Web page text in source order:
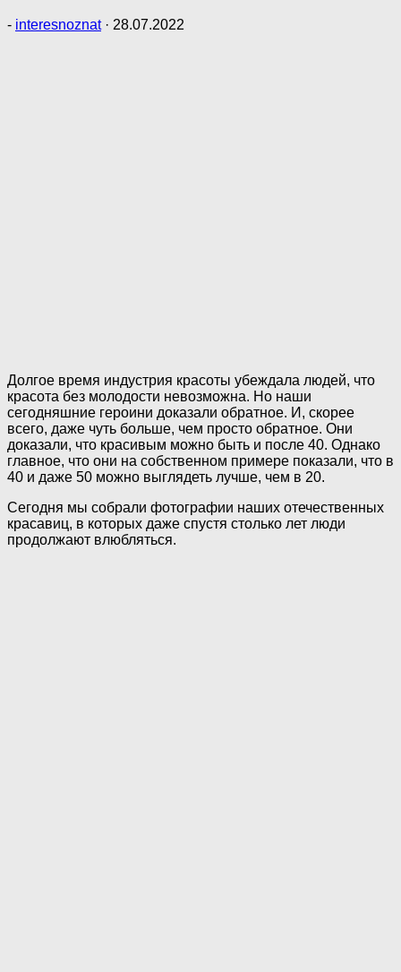
- interesnoznat · 28.07.2022
Долгое время индустрия красоты убеждала людей, что
красота без молодости невозможна. Но наши
сегодняшние героини доказали обратное. И, скорее
всего, даже чуть больше, чем просто обратное. Они
доказали, что красивым можно быть и после 40. Однако
главное, что они на собственном примере показали, что в
40 и даже 50 можно выглядеть лучше, чем в 20.
Сегодня мы собрали фотографии наших отечественных
красавиц, в которых даже спустя столько лет люди
продолжают влюбляться.